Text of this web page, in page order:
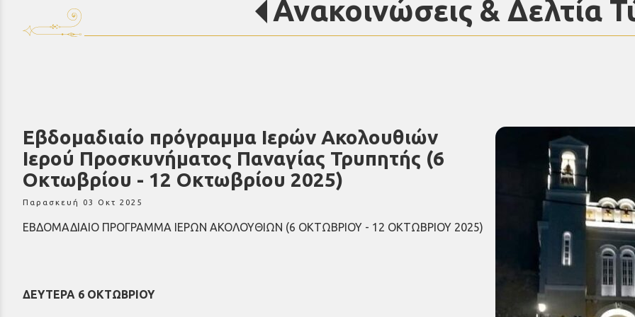
Ανακοινώσεις & Δελτία
Εβδομαδιαίο πρόγραμμα Ιερών Ακολουθιών
Ιερού Προσκυνήματος Παναγίας Τρυπητής (6
Οκτωβρίου - 12 Οκτωβρίου 2025)
Παρασκευή 03 Οκτ 2025
ΕΒΔΟΜΑΔΙΑΙΟ ΠΡΟΓΡΑΜΜΑ ΙΕΡΩΝ ΑΚΟΛΟΥΘΙΩΝ (6 ΟΚΤΩΒΡΙΟΥ - 12 ΟΚΤΩΒΡΙΟΥ 2025)
ΔΕΥΤΕΡΑ 6 ΟΚΤΩΒΡΙΟΥ